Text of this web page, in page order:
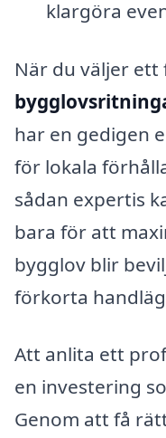
klargöra
När du väljer
har en gedigen
för lokala
sådan expertis
bara för att
bygglov blir
förkorta
Att anlita ett
en investering
Genom att få